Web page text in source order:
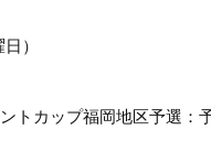
）
トカップ福岡地区予選：